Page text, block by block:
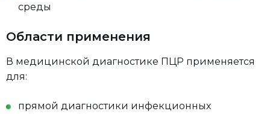
среды
Области применения
В медицинской диагностике ПЦР применяется
для:
прямой диагностики инфекционных